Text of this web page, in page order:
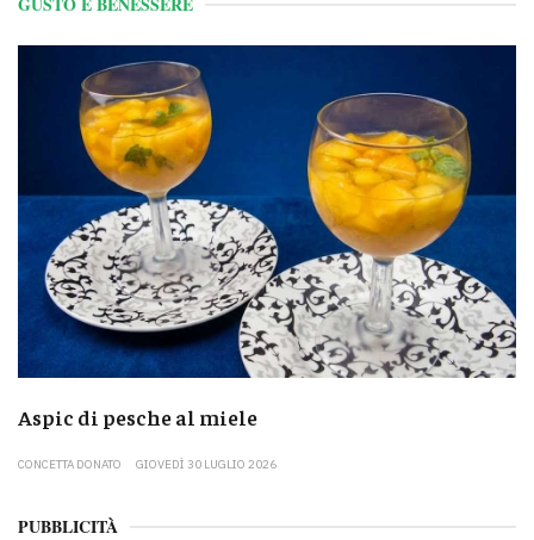
Aspic di pesche al miele
CONCETTA DONATO GIOVEDÌ 30 LUGLIO 2026
PUBBLICITÀ